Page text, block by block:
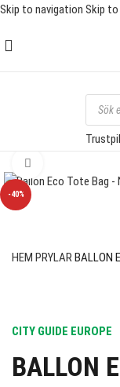
Skip to navigation Skip
FRI
-40%
HEM PRYLARBALLON
CITY GUIDE EUROPE
BALLON